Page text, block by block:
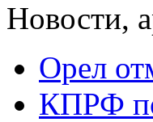
Новости,
Орел
КПРФ